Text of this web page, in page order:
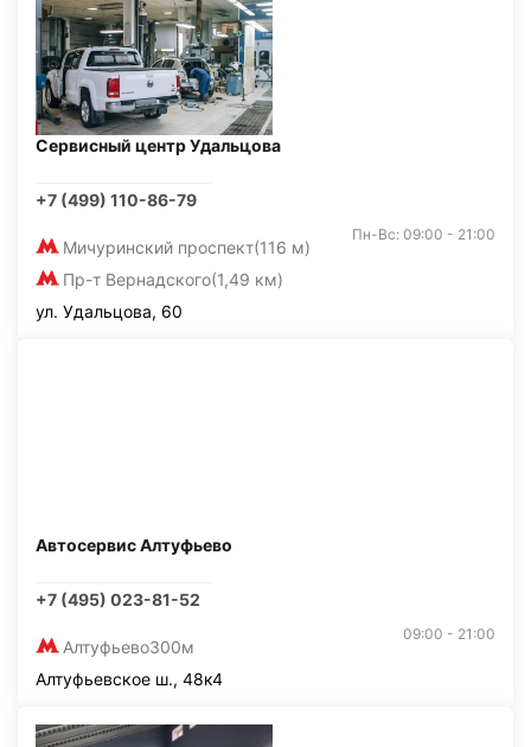
Сервисный центр Удальцова
+7 (499) 110-86-79
Мичуринский проспект(116 м)
Пр-т Вернадского(1,49 км)
Пн-Вс: 09:00 - 21:00
ул. Удальцова, 60
Автосервис Алтуфьево
+7 (495) 023-81-52
Алтуфьево300м
09:00 - 21:00
Алтуфьевское ш., 48к4